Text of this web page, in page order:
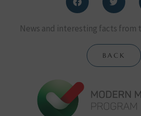
News and interesting facts from
BACK